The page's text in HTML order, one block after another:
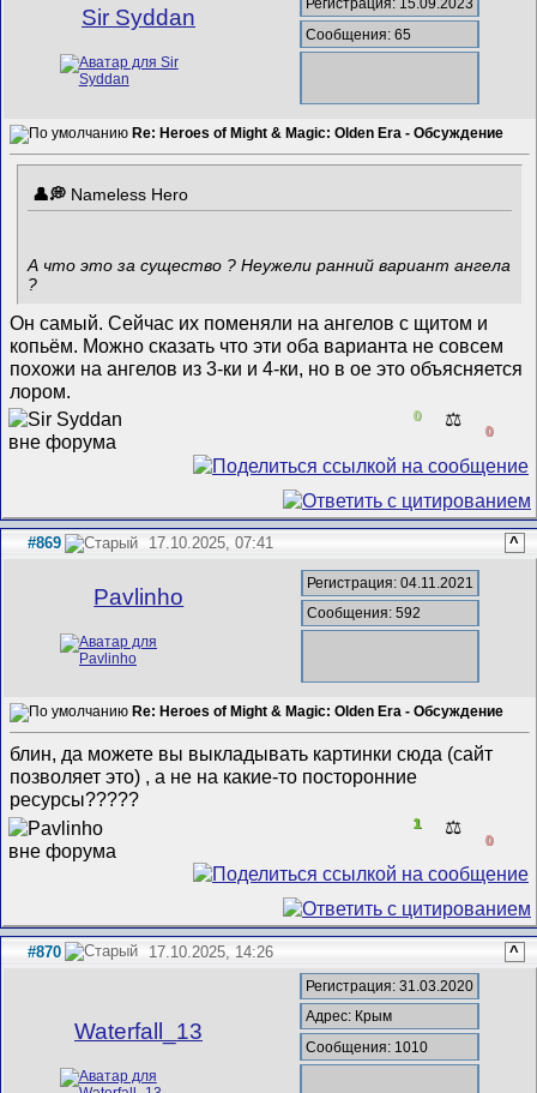
Sir Syddan
Регистрация: 15.09.2023
Сообщения: 65
Re: Heroes of Might & Magic: Olden Era - Обсуждение
Nameless Hero
А что это за существо ? Неужели ранний вариант ангела
?
Он самый. Сейчас их поменяли на ангелов с щитом и
копьём. Можно сказать что эти оба варианта не совсем
похожи на ангелов из 3-ки и 4-ки, но в ое это объясняется
лором.
0 ⚖️
0
#869 17.10.2025, 07:41 ^
Pavlinho
Регистрация: 04.11.2021
Сообщения: 592
Re: Heroes of Might & Magic: Olden Era - Обсуждение
блин, да можете вы выкладывать картинки сюда (сайт
позволяет это) , а не на какие-то посторонние
ресурсы?????
1 ⚖️
0
#870 17.10.2025, 14:26 ^
Waterfall_13
Регистрация: 31.03.2020
Адрес: Крым
Сообщения: 1010